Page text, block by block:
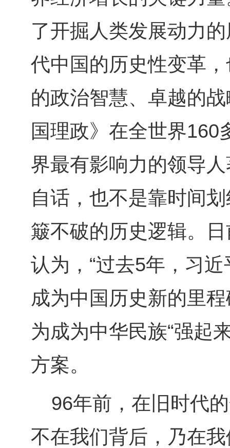
了开掘人类发展动力
代中国的历史性变革
的政治智慧、卓越的
国理政》在全世界160
界最有影响力的领导
自话，也不是靠时间
簸不破的历史逻辑。
认为，“过去5年，习近
成为中国历史新的里
为成为中华民族“强起
方案。
96年前，在旧时代
不在我们背后，乃在